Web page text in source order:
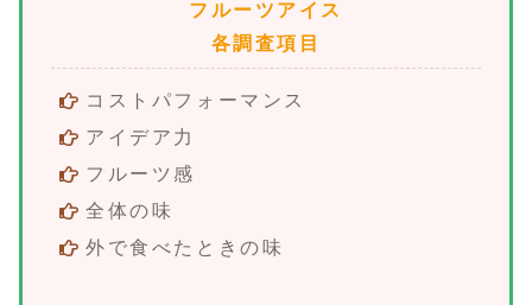
フルーツアイス
各調査項目
コストパフォーマンス
アイデア力
フルーツ感
全体の味
外で食べたときの味